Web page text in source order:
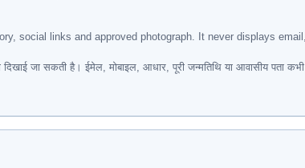
social links and approved photograph. It never displays email,
जा सकती है। ईमेल, मोबाइल, आधार, पूरी जन्मतिथि या आवासीय पता कभी